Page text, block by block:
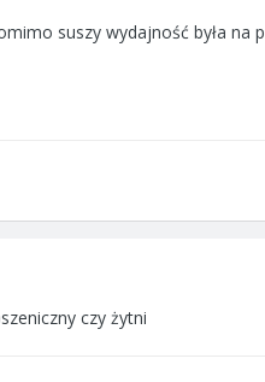
suszy wydajność była
czy żytni